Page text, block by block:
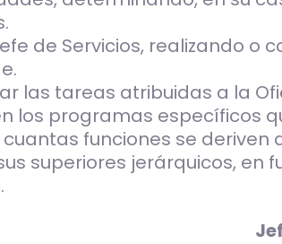
de Servicios, realizando o
las tareas atribuidas a la
los programas específicos
cuantas funciones se
superiores jerárquicos,